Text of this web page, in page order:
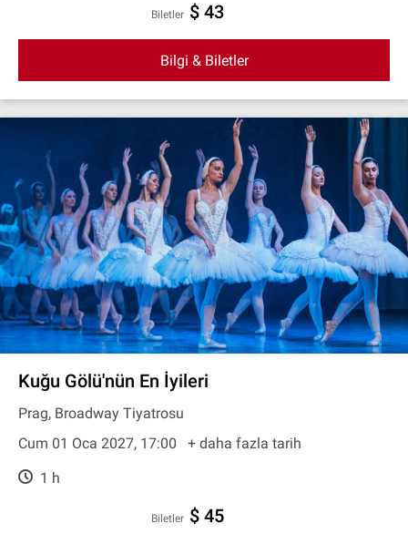
Biletler $ 43
Bilgi & Biletler
Kuğu Gölü'nün En İyileri
Prag, Broadway Tiyatrosu
Cum 01 Oca 2027, 17:00
+ daha fazla tarih
1 h
Biletler $ 45